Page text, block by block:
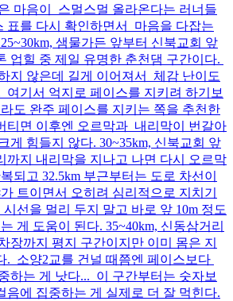
마음이 스멀스멀 올라온다는 러너들
표를 다시 확인하면서 마음을 다잡는
샘물가든 앞부터 신북교회 앞
업힐 중 제일 유명한 춘천댐 구간이다.
지 않은데 길게 이어져서 체감 난이도
여기서 억지로 페이스를 지키려 하기보
도 완주 페이스를 지키는 쪽을 추천한
티면 이후엔 오르막과 내리막이 번갈아
게 힘들지 않다. 30~35km, 신북교회 앞
까지 내리막을 지나고 나면 다시 오르막
되고 32.5km 부근부터는 도로 차선이
트이면서 오히려 심리적으로 지치기
선을 멀리 두지 말고 바로 앞 10m 정도
게 도움이 된다. 35~40km, 신동삼거리
장까지 평지 구간이지만 이미 몸은 지
. 소양2교를 건널 때쯤엔 페이스보다
하는 게 낫다... 이 구간부터는 숫자보
음에 집중하는 게 실제로 더 잘 먹힌다.